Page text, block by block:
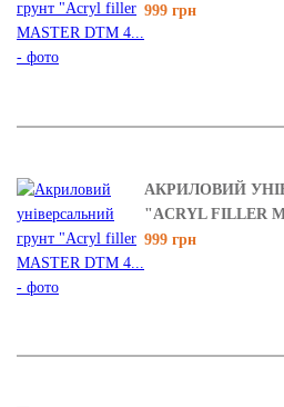
999 грн
АКРИЛОВИЙ
"ACRYL FILLER
999 грн